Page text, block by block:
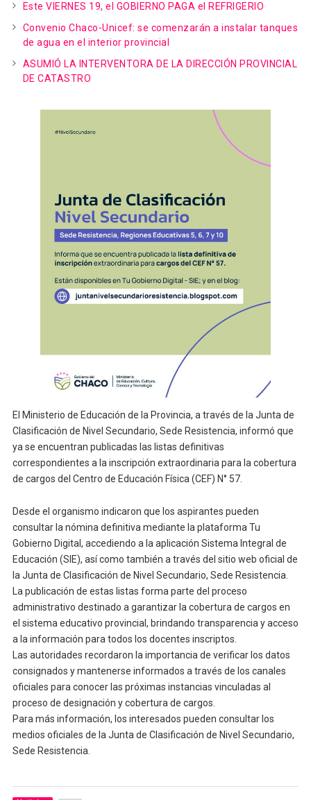
Este VIERNES 19, el GOBIERNO PAGA el REFRIGERIO
Convenio Chaco-Unicef: se comenzarán a instalar tanques
de agua en el interior provincial
ASUMIÓ LA INTERVENTORA DE LA DIRECCIÓN PROVINCIAL
DE CATASTRO
El Ministerio de Educación de la Provincia, a través de la Junta de
Clasificación de Nivel Secundario, Sede Resistencia, informó que
ya se encuentran publicadas las listas definitivas
correspondientes a la inscripción extraordinaria para la cobertura
de cargos del Centro de Educación Física (CEF) N° 57.
Desde el organismo indicaron que los aspirantes pueden
consultar la nómina definitiva mediante la plataforma Tu
Gobierno Digital, accediendo a la aplicación Sistema Integral de
Educación (SIE), así como también a través del sitio web oficial de
la Junta de Clasificación de Nivel Secundario, Sede Resistencia.
La publicación de estas listas forma parte del proceso
administrativo destinado a garantizar la cobertura de cargos en
el sistema educativo provincial, brindando transparencia y acceso
a la información para todos los docentes inscriptos.
Las autoridades recordaron la importancia de verificar los datos
consignados y mantenerse informados a través de los canales
oficiales para conocer las próximas instancias vinculadas al
proceso de designación y cobertura de cargos.
Para más información, los interesados pueden consultar los
medios oficiales de la Junta de Clasificación de Nivel Secundario,
Sede Resistencia.